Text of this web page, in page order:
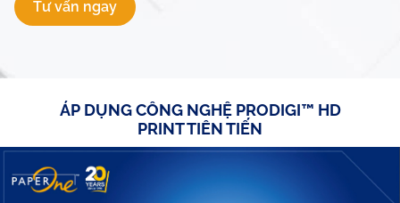
Tư vấn ngay
ÁP DỤNG CÔNG NGHỆ PRODIGI™ HD
PRINT TIÊN TIẾN